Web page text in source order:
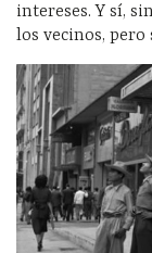
intereses. Y sí,
los vecinos, pero